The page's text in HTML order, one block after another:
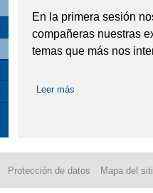
En la primera sesión
compañeras nuestras
temas que más nos
Leer más
Protección de datos Mapa del